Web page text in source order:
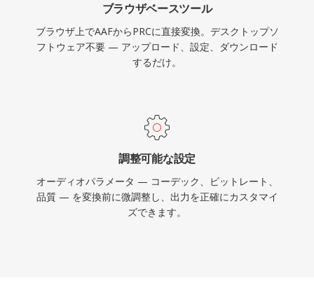
ブラウザベースツール
ブラウザ上でAAFからPRCに直接変換。デスクトップソ
フトウェア不要 — アップロード、設定、ダウンロード
するだけ。
調整可能な設定
オーディオパラメータ — コーデック、ビットレート、
品質 — を変換前に微調整し、出力を正確にカスタマイ
ズできます。